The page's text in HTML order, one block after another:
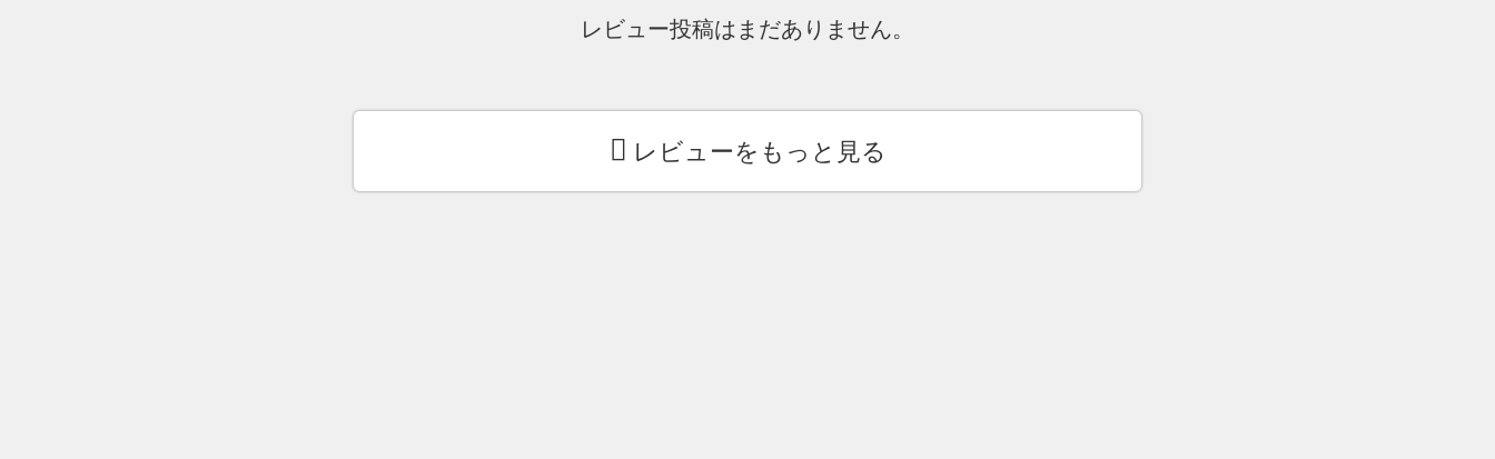
レビュー投稿はまだありません。
レビューをもっと見る